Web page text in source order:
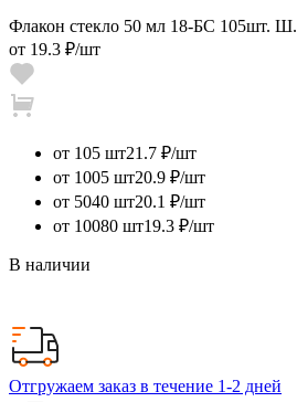
Флакон стекло 50 мл 18-БС 105шт. Ш.
от 19.3 ₽/шт
от 105 шт21.7 ₽/шт
от 1005 шт20.9 ₽/шт
от 5040 шт20.1 ₽/шт
от 10080 шт19.3 ₽/шт
В наличии
Отгружаем заказ в течение 1-2 дней